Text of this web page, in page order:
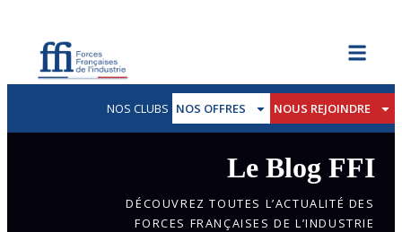
NOS CLUBS NOS OFFRES NOUS REJOINDRE
Le Blog FFI
DÉCOUVREZ TOUTES L’ACTUALITÉ DES
FORCES FRANÇAISES DE L’INDUSTRIE